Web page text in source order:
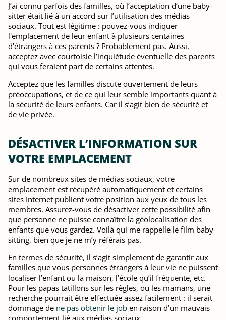
J’ai connu parfois des familles, où l’acceptation d’une baby-
sitter était lié à un accord sur l’utilisation des médias
sociaux. Tout est légitime : pouvez-vous indiquer
l'emplacement de leur enfant à plusieurs centaines
d'étrangers à ces parents ? Probablement pas. Aussi,
acceptez avec courtoisie l’inquiétude éventuelle des parents
qui vous feraient part de certains attentes.
Acceptez que les familles discute ouvertement de leurs
préoccupations, et de ce qui leur semble importants quant à
la sécurité de leurs enfants. Car il s’agit bien de sécurité et
de vie privée.
DÉSACTIVER L’INFORMATION SUR
VOTRE EMPLACEMENT
Sur de nombreux sites de médias sociaux, votre
emplacement est récupéré automatiquement et certains
sites Internet publient votre position aux yeux de tous les
membres. Assurez-vous de désactiver cette possibilité afin
que personne ne puisse connaître la géolocalisation des
enfants que vous gardez. Voilà qui me rappelle le film baby-
sitting, bien que je ne m’y référais pas.
En termes de sécurité, il s’agit simplement de garantir aux
familles que vous personnes étrangers à leur vie ne puissent
localiser l’enfant ou la maison, l’école qu’il fréquente, etc.
Pour les papas tatillons sur les règles, ou les mamans, une
recherche pourrait être effectuée assez facilement : il serait
dommage de ne pas obtenir le job en raison d’un mauvais
comportement lié aux médias sociaux.